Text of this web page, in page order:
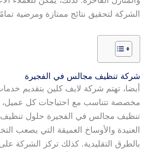
الشركة لتحقيق نتائج ممتازة ومرضية
شركة تنظيف مجالس في الفجيرة
أيضا، تهتم شركة لايف كلين بتقديم
مخصصة تتناسب مع احتياجات كل عميل،
تنظيف مجالس في الفجيرة حلول تنظيف
العنيدة والأوساخ العميقة التي يصعب
بالطرق التقليدية. كذلك تركز الشركة